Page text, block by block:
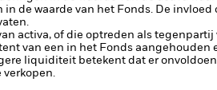
de waarde van het Fonds. De invloed
activa, of die optreden als tegenpartij
van een in het Fonds aangehouden
liquiditeit betekent dat er
verkopen.